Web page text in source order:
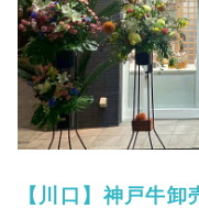
【川口】神戸牛